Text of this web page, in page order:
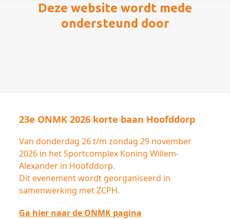
Deze website wordt mede
ondersteund door
23e ONMK 2026 korte baan Hoofddorp
Van donderdag 26 t/m zondag 29 november
2026 in het Sportcomplex Koning Willem-
Alexander in Hoofddorp.
Dit evenement wordt georganiseerd in
samenwerking met ZCPH.
Ga hier naar de ONMK pagina